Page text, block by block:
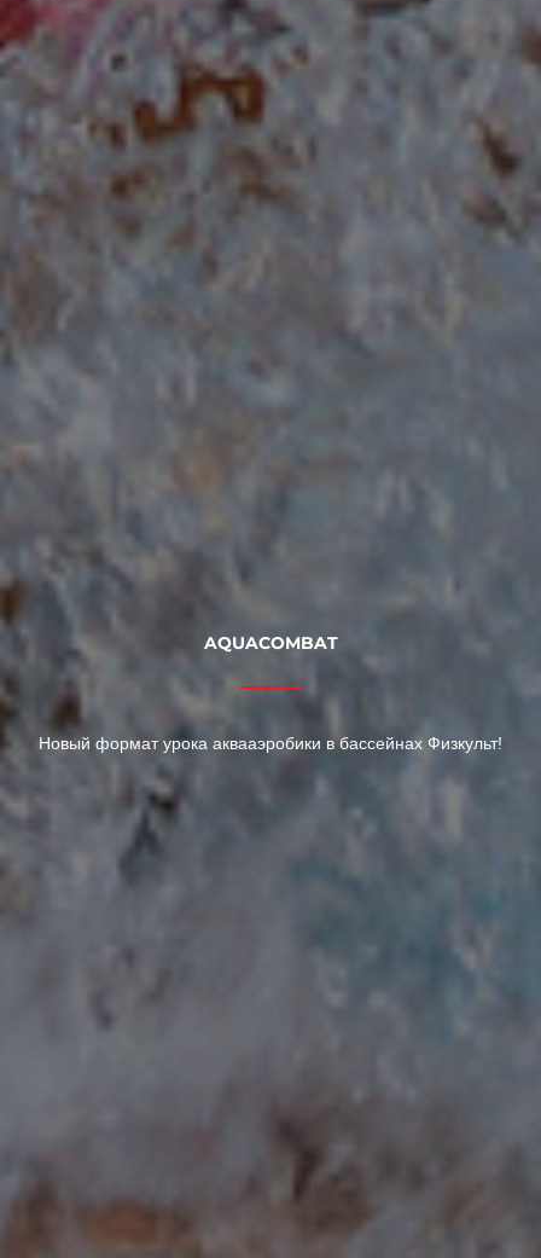
AQUACOMBAT
Новый формат урока аквааэробики в бассейнах Физкульт!